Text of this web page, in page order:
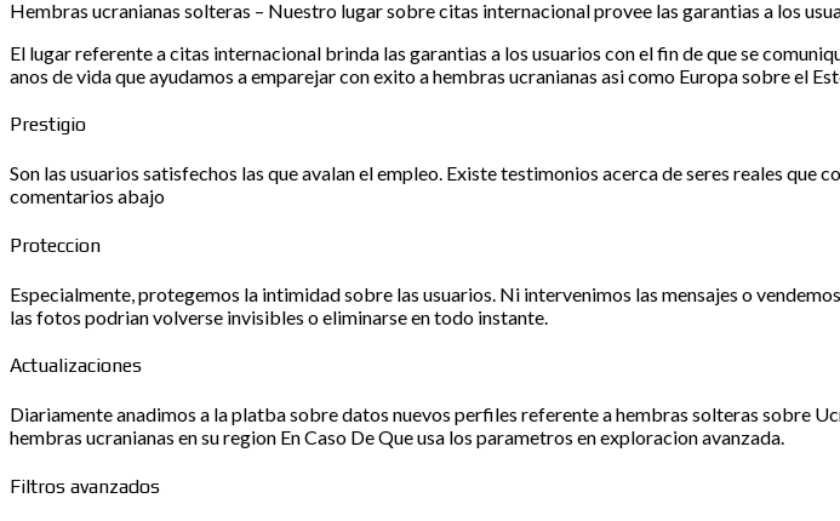
Hembras ucranianas solteras – Nuestro lugar sobre citas internacional provee las garantias a los
El lugar referente a citas internacional brinda las garantias a los usuarios con el fin de que se
anos de vida que ayudamos a emparejar con exito a hembras ucranianas asi como Europa sobre el
Prestigio
Son las usuarios satisfechos las que avalan el empleo. Existe testimonios acerca de seres reales que
comentarios abajo
Proteccion
Especialmente, protegemos la intimidad sobre las usuarios. Ni intervenimos las mensajes o
las fotos podrian volverse invisibles o eliminarse en todo instante.
Actualizaciones
Diariamente anadimos a la platba sobre datos nuevos perfiles referente a hembras solteras sobre
hembras ucranianas en su region En Caso De Que usa los parametros en exploracion avanzada.
Filtros avanzados